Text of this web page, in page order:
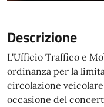
Descrizione
L'Ufficio Traffico e
ordinanza per la
circolazione
occasione del